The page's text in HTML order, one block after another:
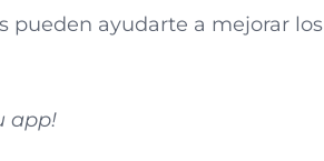
pueden ayudarte a mejorar los
app!